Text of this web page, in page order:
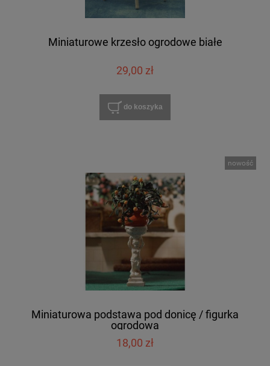
Miniaturowe krzesło ogrodowe białe
29,00 zł
do koszyka
Miniaturowa podstawa pod donicę / figurka
ogrodowa
18,00 zł
nowość